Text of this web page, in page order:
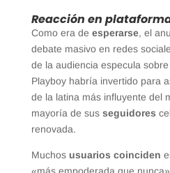
Reacción en
Como era de esperarse, el
debate masivo en redes
de la audiencia especula sobre
Playboy habría invertido para
de la latina más influyente del
mayoría de sus seguidores
renovada.
Muchos usuarios coinciden